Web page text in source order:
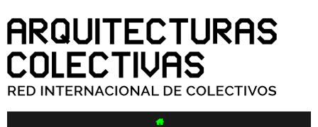
contenido
principal
